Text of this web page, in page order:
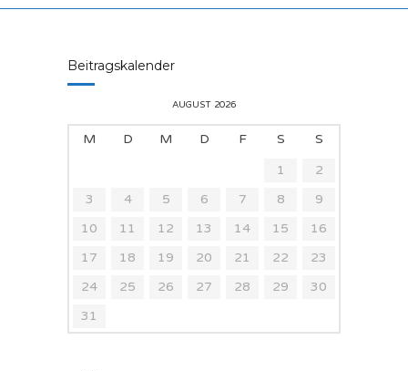
Beitragskalender
AUGUST 2026
M D M D F S
S
1
2
3
4 5 6 7 8
9
10
11 12 13 14 15
16
17
18 19 20 21 22
23
24
25 26 27 28 29
30
31